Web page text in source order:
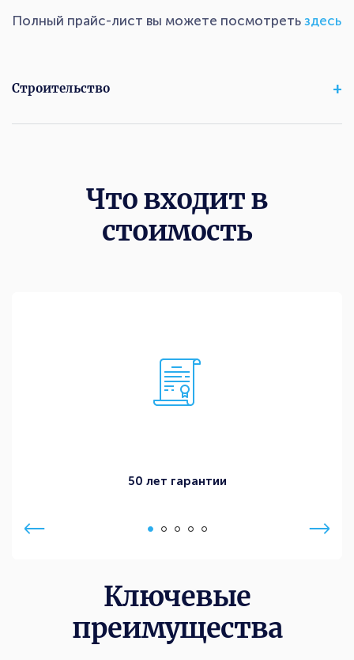
Полный прайс-лист вы можете посмотреть здесь
Строительство
Что входит в
стоимость
50 лет гарантии
Ключевые
преимущества